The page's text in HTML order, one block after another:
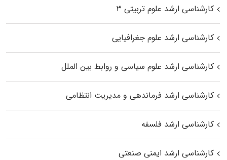
کارشناسی ارشد علوم تربیتی ۳
کارشناسی ارشد علوم جغرافیایی
کارشناسی ارشد علوم سیاسی و روابط بین الملل
کارشناسی ارشد فرماندهی و مدیریت انتظامی
کارشناسی ارشد فلسفه
کارشناسی ارشد ایمنی صنعتی